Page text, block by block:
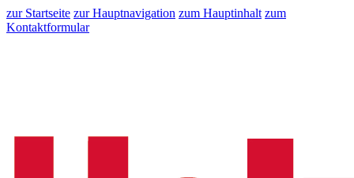
zur Startseite zur Hauptnavigation zum Hauptinhalt zum
Kontaktformular